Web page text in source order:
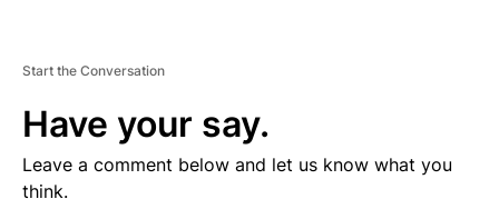
Start the Conversation
Have your say.
Leave a comment below and let us know what you
think.